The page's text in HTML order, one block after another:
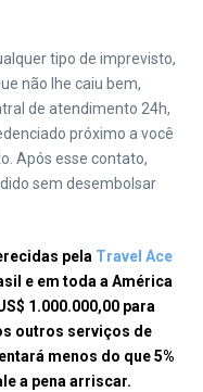
tipo de imprevisto,
não lhe caiu bem,
de atendimento 24h,
próximo a você
Após esse contato,
sem desembolsar
pela Travel Ace
e em toda a América
1.000.000,00 para
outros serviços de
menos do que 5%
a pena arriscar.